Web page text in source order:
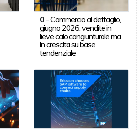
0 -Commercio al dettaglio,
giugno 2026: vendite in
lieve calo congiunturale ma
in crescita su base
tendenziale